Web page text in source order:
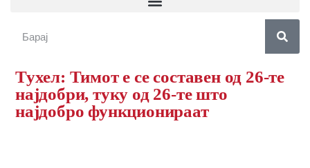
Тухел: Тимот е се составен од 26-те
најдобри, туку од 26-те што
најдобро функционираат